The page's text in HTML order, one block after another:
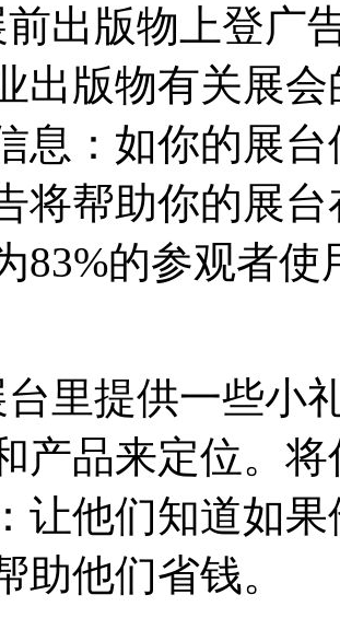
前出版物上登广
出版物有关展
息：如你的展
将帮助你的展
83%的参观者
里提供一些小
产品来定位。
让他们知道如
助他们省钱。